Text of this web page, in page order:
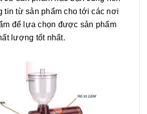
tin từ sản phẩm cho tới các nơi
để lựa chọn được sản phẩm
lượng tốt nhất.